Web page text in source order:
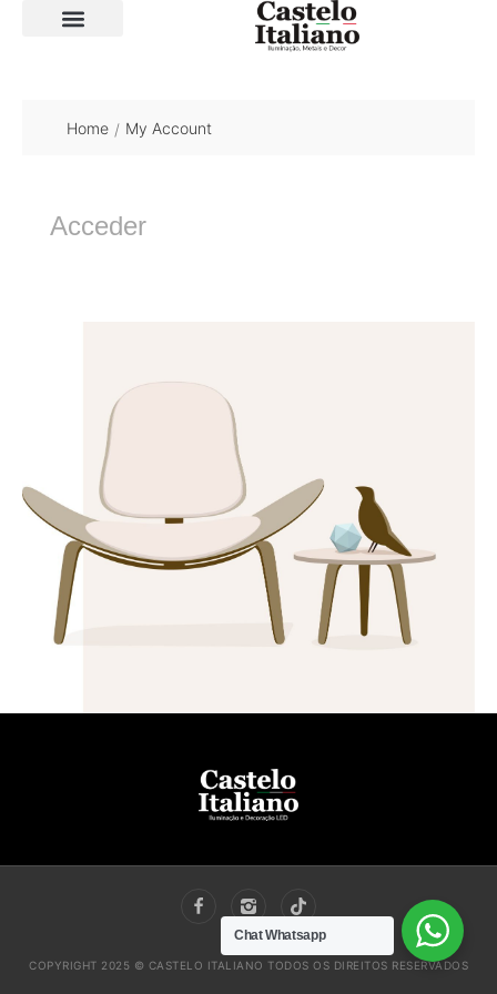
Home / My Account
Acceder
COPYRIGHT 2025 © CASTELO ITALIANO TODOS OS DIREITOS RESERVADOS
Chat Whatsapp